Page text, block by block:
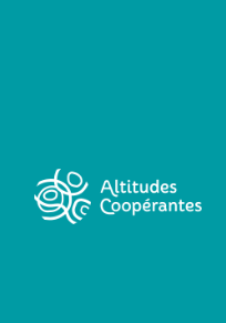
Aller au contenu